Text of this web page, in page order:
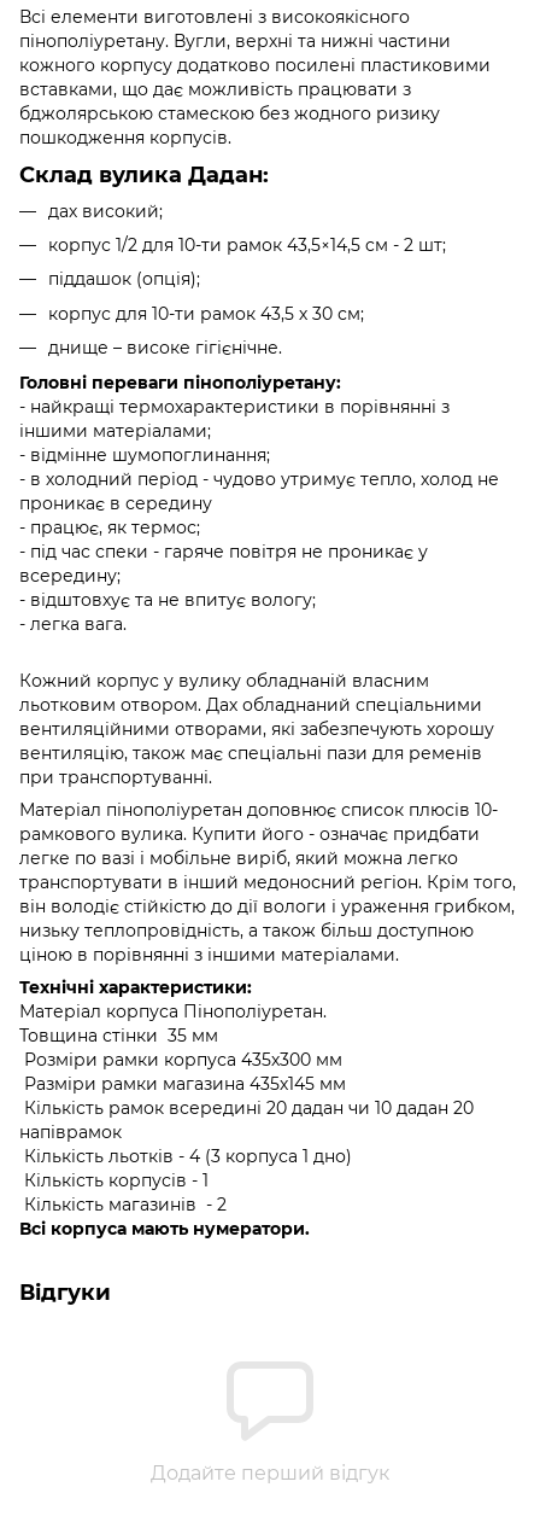
Всі елементи виготовлені з високоякісного
пінополіуретану. Вугли, верхні та нижні частини
кожного корпусу додатково посилені пластиковими
вставками, що дає можливість працювати з
бджолярською стамескою без жодного ризику
пошкодження корпусів.
Cклад вулика Дадан:
дах високий;
корпус 1/2 для 10-ти рамок 43,5×14,5 cм - 2 шт;
піддашок (опція);
корпус для 10-ти рамок 43,5 х 30 см;
днище – високе гігієнічне.
Головні переваги пінополіуретану:
- найкращі термохарактеристики в порівнянні з
іншими матеріалами;
- відмінне шумопоглинання;
- в холодний період - чудово утримує тепло, холод не
проникає в середину
- працює, як термос;
- під час спеки - гаряче повітря не проникає у
всередину;
- відштовхує та не впитує вологу;
- легка вага.
Кожний корпус у вулику обладнаній власним
льотковим отвором. Дах обладнаний спеціальними
вентиляційними отворами, які забезпечують хорошу
вентиляцію, також має спеціальні пази для ременів
при транспортуванні.
Матеріал пінополіуретан доповнює список плюсів 10-
рамкового вулика. Купити його - означає придбати
легке по вазі і мобільне виріб, який можна легко
транспортувати в інший медоносний регіон. Крім того,
він володіє стійкістю до дії вологи і ураження грибком,
низьку теплопровідність, а також більш доступною
ціною в порівнянні з іншими матеріалами.
Технічні характеристики:
Матеріал корпуса Пінополіуретан.
Товщина стінки 35 мм
Розміри рамки корпуса 435х300 мм
Разміри рамки магазина 435х145 мм
Кількість рамок всередині 20 дадан чи 10 дадан 20
напіврамок
Кількість льотків - 4 (3 корпуса 1 дно)
Кількість корпусів - 1
Кількість магазинів - 2
Всі корпуса мають нумератори.
Відгуки
Додайте перший відгук